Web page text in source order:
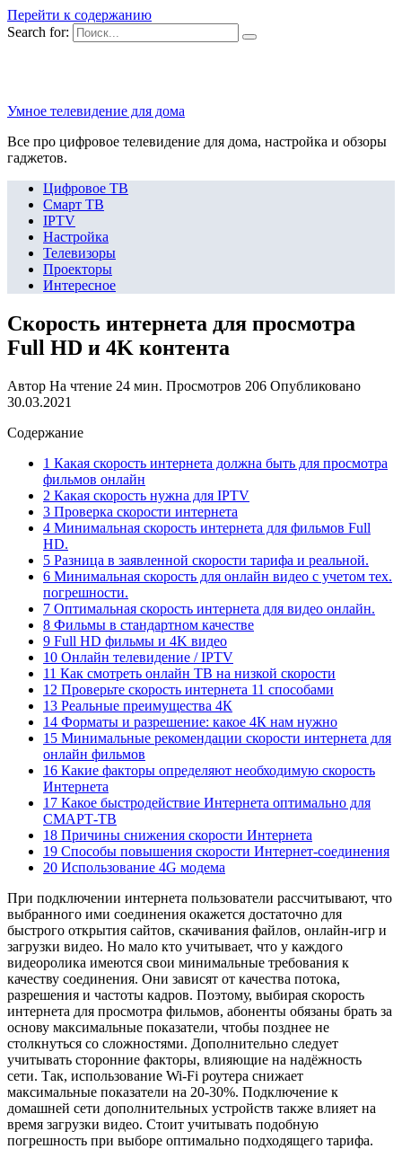
Перейти к содержанию
Search for:
Умное телевидение для дома
Все про цифровое телевидение для дома, настройка и обзоры
гаджетов.
Цифровое ТВ
Смарт ТВ
IPTV
Настройка
Телевизоры
Проекторы
Интересное
Скорость интернета для просмотра
Full HD и 4K контента
Автор На чтение 24 мин. Просмотров 206 Опубликовано
30.03.2021
Содержание
1 Какая скорость интернета должна быть для просмотра
фильмов онлайн
2 Какая скорость нужна для IPTV
3 Проверка скорости интернета
4 Минимальная скорость интернета для фильмов Full
HD.
5 Разница в заявленной скорости тарифа и реальной.
6 Минимальная скорость для онлайн видео с учетом тех.
погрешности.
7 Оптимальная скорость интернета для видео онлайн.
8 Фильмы в стандартном качестве
9 Full HD фильмы и 4K видео
10 Онлайн телевидение / IPTV
11 Как смотреть онлайн ТВ на низкой скорости
12 Проверьте скорость интернета 11 способами
13 Реальные преимущества 4К
14 Форматы и разрешение: какое 4К нам нужно
15 Минимальные рекомендации скорости интернета для
онлайн фильмов
16 Какие факторы определяют необходимую скорость
Интернета
17 Какое быстродействие Интернета оптимально для
СМАРТ-ТВ
18 Причины снижения скорости Интернета
19 Способы повышения скорости Интернет-соединения
20 Использование 4G модема
При подключении интернета пользователи рассчитывают, что
выбранного ими соединения окажется достаточно для
быстрого открытия сайтов, скачивания файлов, онлайн-игр и
загрузки видео. Но мало кто учитывает, что у каждого
видеоролика имеются свои минимальные требования к
качеству соединения. Они зависят от качества потока,
разрешения и частоты кадров. Поэтому, выбирая скорость
интернета для просмотра фильмов, абоненты обязаны брать за
основу максимальные показатели, чтобы позднее не
столкнуться со сложностями. Дополнительно следует
учитывать сторонние факторы, влияющие на надёжность
сети. Так, использование Wi-Fi роутера снижает
максимальные показатели на 20-30%. Подключение к
домашней сети дополнительных устройств также влияет на
время загрузки видео. Стоит учитывать подобную
погрешность при выборе оптимально подходящего тарифа.